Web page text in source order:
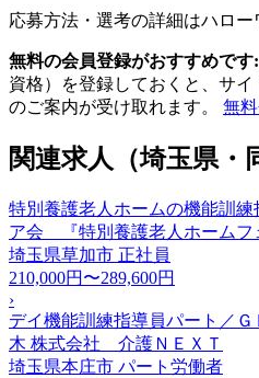
応募方法・選考の詳細はハロー
無料の会員登録がおすすめです:
資格）を登録しておくと、サ
のご案内が受け取れます。 無
関連求人（埼玉県・
特別養護老人ホームの機能訓練
ア会 『特別養護老人ホームフ
埼玉県草加市 正社員
210,000円〜289,600円
›
デイ機能訓練指導員パート／
木 株式会社 介護ＮＥＸＴ
埼玉県本庄市 パート労働者